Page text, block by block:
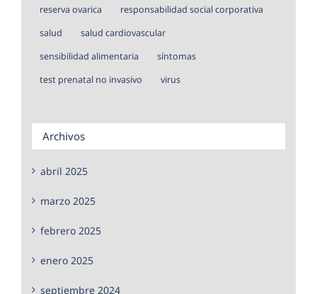
reserva ovarica
responsabilidad social corporativa
salud
salud cardiovascular
sensibilidad alimentaria
síntomas
test prenatal no invasivo
virus
Archivos
abril 2025
marzo 2025
febrero 2025
enero 2025
septiembre 2024